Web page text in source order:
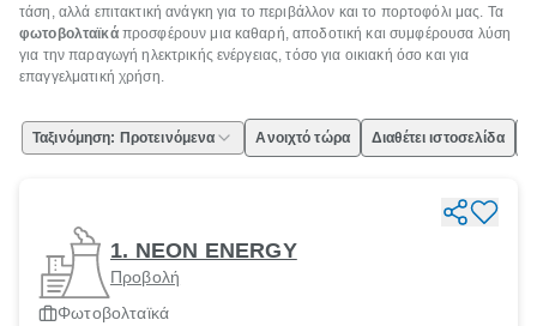
τάση, αλλά επιτακτική ανάγκη για το περιβάλλον και το πορτοφόλι μας. Τα
φωτοβολταϊκάπροσφέρουν μια καθαρή, αποδοτική και συμφέρουσα λύση
για την παραγωγή ηλεκτρικής ενέργειας, τόσο για οικιακή όσο και για
επαγγελματική χρήση.
Ταξινόμηση: Προτεινόμενα Ανοιχτό τώρα Διαθέτει ιστοσελίδα
1. NEON ENERGY
Προβολή
Φωτοβολταϊκά